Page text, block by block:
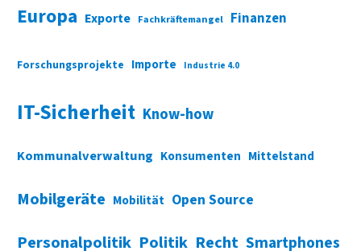
Europa Exporte Fachkräftemangel Finanzen
Forschungsprojekte Importe Industrie 4.0
IT-Sicherheit Know-how
Kommunalverwaltung Konsumenten Mittelstand
Mobilgeräte Mobilität Open Source
Personalpolitik Politik Recht Smartphones